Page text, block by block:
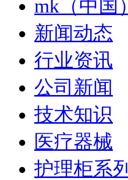
mk（中国）
新闻动态
行业资讯
公司新闻
技术知识
医疗器械
护理柜系列